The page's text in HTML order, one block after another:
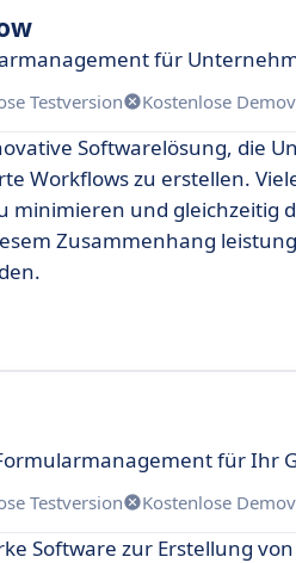
für
Testversion Kostenlose
Softwarelösung, die
Workflows zu erstellen.
minimieren und gleichzeitig
Zusammenhang
für Ihr
Testversion Kostenlose
Software zur Erstellung